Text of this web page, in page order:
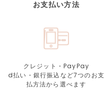
お支払い方法
クレジット・PayPay
d払い・銀行振込など7つのお支
払方法から選べます